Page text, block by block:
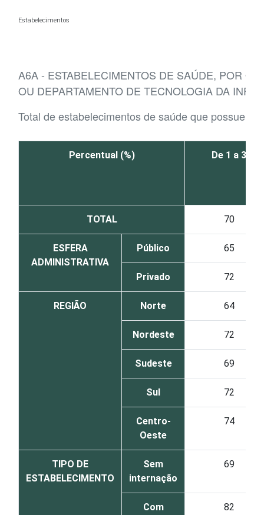
Estabelecimentos
A6A - ESTABELECIMENTOS DE SAÚDE, POR
OU DEPARTAMENTO DE TECNOLOGIA DA
Total de estabelecimentos de saúde que possuem
Percentual (%) De 1 a 3
TOTAL 70
ESFERA
ADMINISTRATIVA
Público 65
Privado 72
REGIÃO Norte 64
Nordeste 72
Sudeste 69
Sul 72
Centro-
Oeste
74
TIPO DE
ESTABELECIMENTO
Sem
internação
69
Com
82